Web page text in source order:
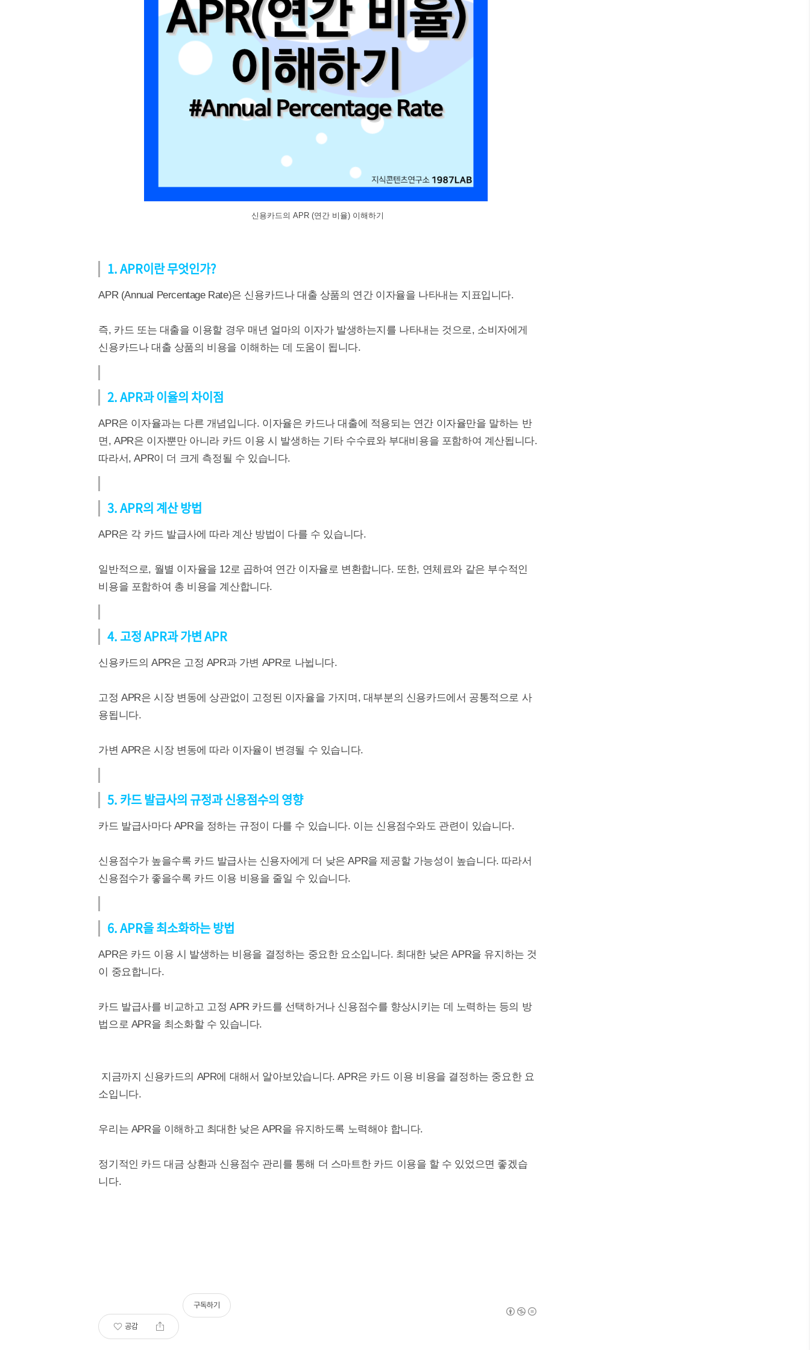
신용카드의 APR (연간 비율) 이해하기
1. APR이란 무엇인가?
APR (Annual Percentage Rate)은 신용카드나 대출 상품의 연간 이자율을 나타내는 지표입니다.
즉, 카드 또는 대출을 이용할 경우 매년 얼마의 이자가 발생하는지를 나타내는 것으로, 소비자에게
신용카드나 대출 상품의 비용을 이해하는 데 도움이 됩니다.
2. APR과 이율의 차이점
APR은 이자율과는 다른 개념입니다. 이자율은 카드나 대출에 적용되는 연간 이자율만을 말하는 반
면, APR은 이자뿐만 아니라 카드 이용 시 발생하는 기타 수수료와 부대비용을 포함하여 계산됩니다.
따라서, APR이 더 크게 측정될 수 있습니다.
3. APR의 계산 방법
APR은 각 카드 발급사에 따라 계산 방법이 다를 수 있습니다.
일반적으로, 월별 이자율을 12로 곱하여 연간 이자율로 변환합니다. 또한, 연체료와 같은 부수적인
비용을 포함하여 총 비용을 계산합니다.
4. 고정 APR과 가변 APR
신용카드의 APR은 고정 APR과 가변 APR로 나뉩니다.
고정 APR은 시장 변동에 상관없이 고정된 이자율을 가지며, 대부분의 신용카드에서 공통적으로 사
용됩니다.
가변 APR은 시장 변동에 따라 이자율이 변경될 수 있습니다.
5. 카드 발급사의 규정과 신용점수의 영향
카드 발급사마다 APR을 정하는 규정이 다를 수 있습니다. 이는 신용점수와도 관련이 있습니다.
신용점수가 높을수록 카드 발급사는 신용자에게 더 낮은 APR을 제공할 가능성이 높습니다. 따라서
신용점수가 좋을수록 카드 이용 비용을 줄일 수 있습니다.
6. APR을 최소화하는 방법
APR은 카드 이용 시 발생하는 비용을 결정하는 중요한 요소입니다. 최대한 낮은 APR을 유지하는 것
이 중요합니다.
카드 발급사를 비교하고 고정 APR 카드를 선택하거나 신용점수를 향상시키는 데 노력하는 등의 방
법으로 APR을 최소화할 수 있습니다.
지금까지 신용카드의 APR에 대해서 알아보았습니다. APR은 카드 이용 비용을 결정하는 중요한 요
소입니다.
우리는 APR을 이해하고 최대한 낮은 APR을 유지하도록 노력해야 합니다.
정기적인 카드 대금 상환과 신용점수 관리를 통해 더 스마트한 카드 이용을 할 수 있었으면 좋겠습
니다.
공감
구독하기